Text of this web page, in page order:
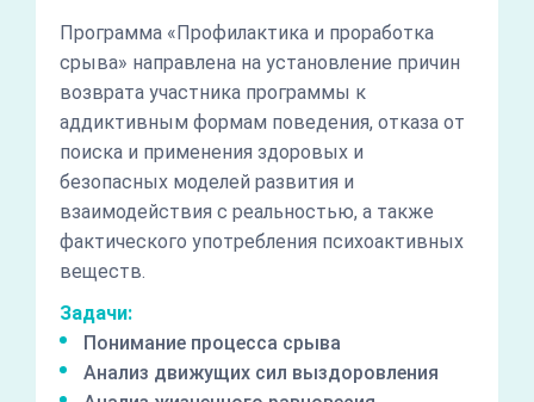
Программа «Профилактика и проработка
срыва» направлена на установление причин
возврата участника программы к
аддиктивным формам поведения, отказа от
поиска и применения здоровых и
безопасных моделей развития и
взаимодействия с реальностью, а также
фактического употребления психоактивных
веществ.
Задачи:
Понимание процесса срыва
Анализ движущих сил выздоровления